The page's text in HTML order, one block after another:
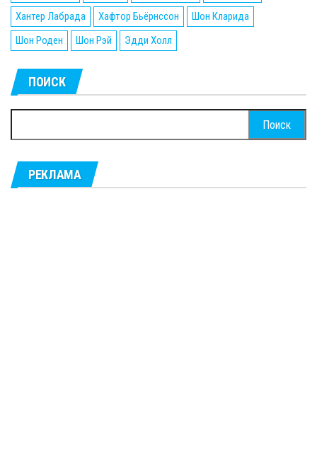
Хантер Лабрада
Хафтор Бьёрнссон
Шон Кларида
Шон Роден
Шон Рэй Эдди Холл
ПОИСК
РЕКЛАМА